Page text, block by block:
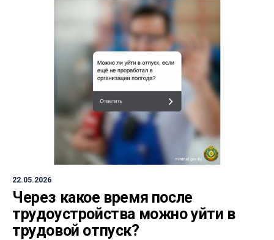
22.05.2026
Через какое время после
трудоустройства можно уйти в
трудовой отпуск?